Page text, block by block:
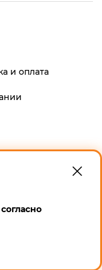
и оплата
БИК
ИНН